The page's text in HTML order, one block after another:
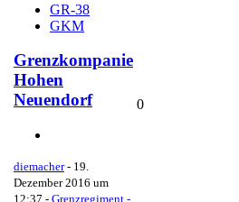
GR-38
GKM
Grenzkompanie
Hohen
Neuendorf
diemacher- 19.
Dezember 2016 um
12:37 - Grenzregiment -
0